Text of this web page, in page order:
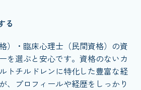
る
）・臨床心理士（民間資格）の資
を選ぶと安心です。資格のないカ
トチルドレンに特化した豊富な経
、プロフィールや経歴をしっかり